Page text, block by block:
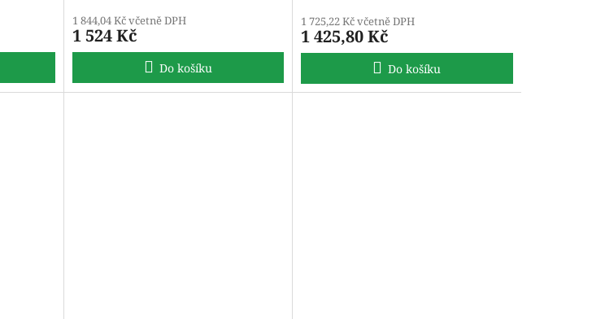
1 844,04 Kč včetně DPH
1 524 Kč
Do košíku
1 725,22 Kč včetně DPH
1 425,80 Kč
Do košíku